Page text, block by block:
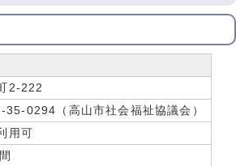
2-222
35-0294（高山市社会福祉協議会）
用可